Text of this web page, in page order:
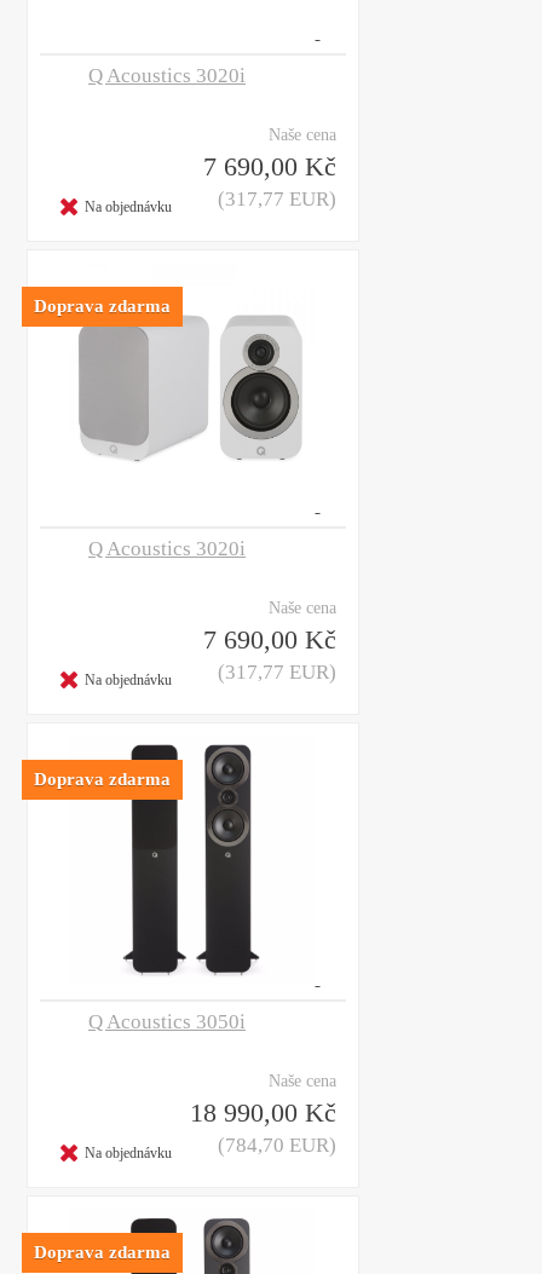
Q Acoustics 3020i
Naše cena
7 690,00 Kč
(317,77 EUR)
Na objednávku
Q Acoustics 3020i
Naše cena
7 690,00 Kč
(317,77 EUR)
Na objednávku
Doprava zdarma
Q Acoustics 3050i
Naše cena
18 990,00 Kč
(784,70 EUR)
Na objednávku
Doprava zdarma
Doprava zdarma